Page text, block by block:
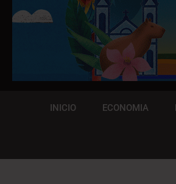
INICIO ECONOMIA